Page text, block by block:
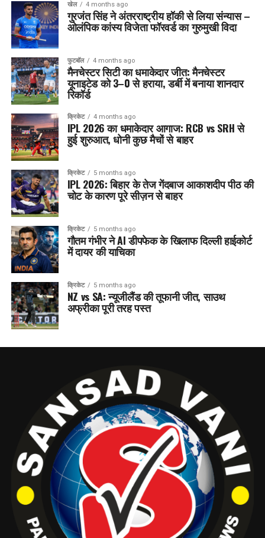
खेल 4 months ago
गुरजंत सिंह ने अंतरराष्ट्रीय हॉकी से लिया संन्यास –
ओलंपिक कांस्य विजेता फॉरवर्ड का गुरुमुखी विदा
फुटबॉल 4 months ago
मैनचेस्टर सिटी का धमाकेदार जीत: मैनचेस्टर
यूनाइटेड को 3–0 से हराया, डर्बी में बनाया शानदार
रिकॉर्ड
क्रिकेट 4 months ago
IPL 2026 का धमाकेदार आगाज: RCB vs SRH से
हुई शुरुआत, धोनी कुछ मैचों से बाहर
क्रिकेट 5 months ago
IPL 2026: बिहार के तेज गेंदबाज आकाशदीप पीठ की
चोट के कारण पूरे सीज़न से बाहर
क्रिकेट 5 months ago
गौतम गंभीर ने AI डीपफेक के खिलाफ दिल्ली हाईकोर्ट
में दायर की याचिका
क्रिकेट 5 months ago
NZ vs SA: न्यूजीलैंड की तूफानी जीत, साउथ
अफ्रीका पूरी तरह पस्त